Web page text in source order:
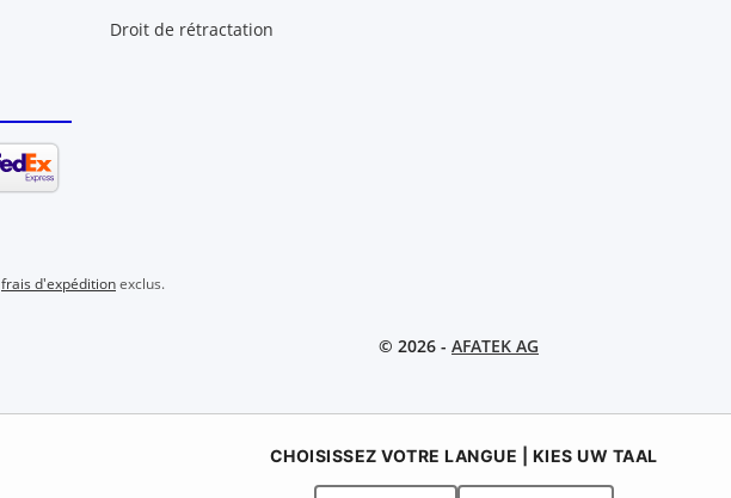
Droit de rétractation
frais d'expéditionexclus.
© 2026 - AFATEK AG
CHOISISSEZ VOTRE LANGUE | KIES UW TAAL